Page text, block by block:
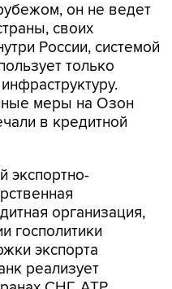
он не ведет
своих
России, системой
только
меры на Озон
в кредитной
экспортно-
организация,
госполитики
экспорта
реализует